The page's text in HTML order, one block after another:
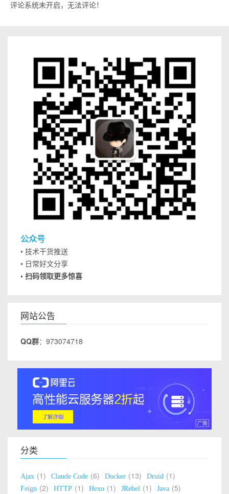
评论系统未开启，无法评论！
公众号
• 技术干货推送
• 日常好文分享
• 扫码领取更多惊喜
网站公告
QQ群：973074718
分类
Ajax 1 Claude Code 6 Docker 13 Druid 1
Feign 2 HTTP 1 Hexo 1 JRebel 1 Java 5